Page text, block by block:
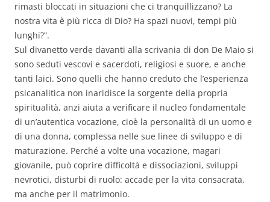
rimasti bloccati in situazioni che ci tranquillizzano? La
nostra vita è più ricca di Dio? Ha spazi nuovi, tempi più
lunghi?”.
Sul divanetto verde davanti alla scrivania di don De Maio si
sono seduti vescovi e sacerdoti, religiosi e suore, e anche
tanti laici. Sono quelli che hanno creduto che l’esperienza
psicanalitica non inaridisce la sorgente della propria
spiritualità, anzi aiuta a verificare il nucleo fondamentale
di un’autentica vocazione, cioè la personalità di un uomo e
di una donna, complessa nelle sue linee di sviluppo e di
maturazione. Perché a volte una vocazione, magari
giovanile, può coprire difficoltà e dissociazioni, sviluppi
nevrotici, disturbi di ruolo: accade per la vita consacrata,
ma anche per il matrimonio.